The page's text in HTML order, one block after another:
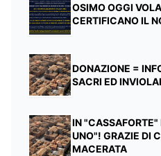
OSIMO OGGI
CERTIFICANO IL
DONAZIONE =
SACRI ED
IN
UNO"! GRAZIE DI
MACERATA